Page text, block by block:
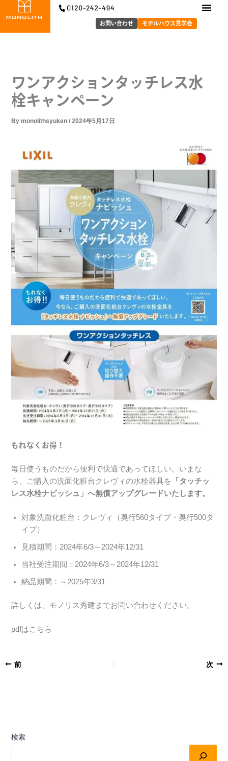
容
モデルハウス見学会
お問い合わせ
ワンアクションタッチレス水
栓キャンペーン
Bymonolithsyuken/2024年5月17日
もれなくお得！
毎日使うものだから便利で快適であってほしい。いまな
ら、ご購入の洗面化粧台クレヴィの水栓器具を 「タッチッ
レス水栓ナビッシュ」へ無償アップグレードいたします。
対象洗面化粧台：クレヴィ（奥行560タイプ・奥行500タ
イプ）
見積期間：2024年6/3～2024年12/31
当社受注期間：2024年6/3～2024年12/31
納品期間：～2025年3/31
詳しくは、モノリス秀建までお問い合わせください。
pdfはこちら
前 次
検索